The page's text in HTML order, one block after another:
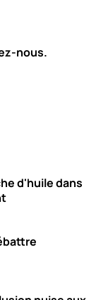
nous.
d'huile dans